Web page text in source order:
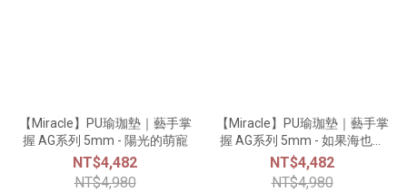
【Miracle】PU瑜珈墊｜藝手掌
握 AG系列 5mm - 陽光的萌寵
NT$4,482
NT$4,980
【Miracle】PU瑜珈墊｜藝手掌
握 AG系列 5mm - 如果海也能
飛
NT$4,482
NT$4,980